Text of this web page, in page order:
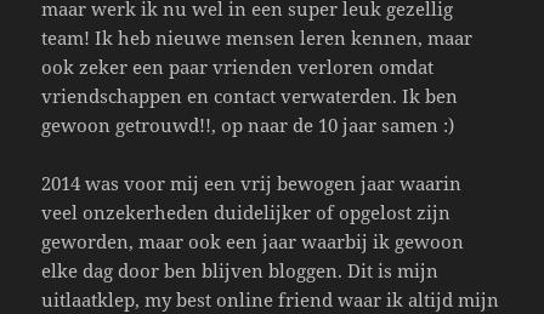
maar werk ik nu wel in een super leuk gezellig
team! Ik heb nieuwe mensen leren kennen, maar
ook zeker een paar vrienden verloren omdat
vriendschappen en contact verwaterden. Ik ben
gewoon getrouwd!!, op naar de 10 jaar samen :)
2014 was voor mij een vrij bewogen jaar waarin
veel onzekerheden duidelijker of opgelost zijn
geworden, maar ook een jaar waarbij ik gewoon
elke dag door ben blijven bloggen. Dit is mijn
uitlaatklep, my best online friend waar ik altijd mijn